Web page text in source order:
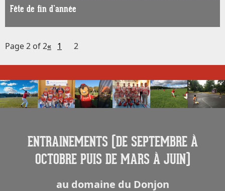
Fête de fin d’année
Page 2 of 2« 1 2
ENTRAINEMENTS (DE SEPTEMBRE À
OCTOBRE PUIS DE MARS À JUIN)
au domaine du Donjon